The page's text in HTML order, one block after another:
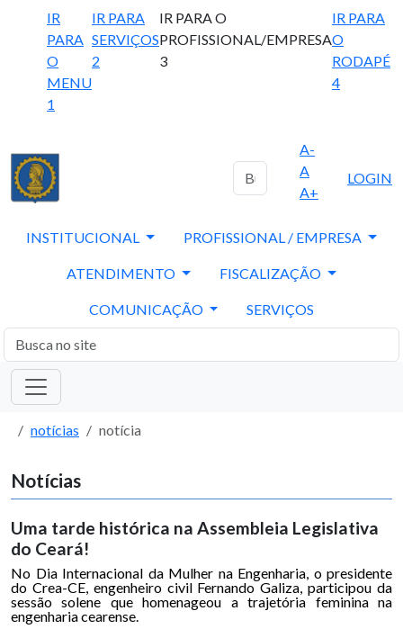
IR
PARA
O
MENU
1
IR PARA
SERVIÇOS
2
IR PARA O
PROFISSIONAL/EMPRESA
3
IR PARA
O
RODAPÉ
4
A-
A
A+
LOGIN
INSTITUCIONAL PROFISSIONAL / EMPRESA
ATENDIMENTO FISCALIZAÇÃO
COMUNICAÇÃO SERVIÇOS
notícias notícia
Notícias
Uma tarde histórica na Assembleia Legislativa
do Ceará!
No Dia Internacional da Mulher na Engenharia, o presidente
do Crea-CE, engenheiro civil Fernando Galiza, participou da
sessão solene que homenageou a trajetória feminina na
engenharia cearense.